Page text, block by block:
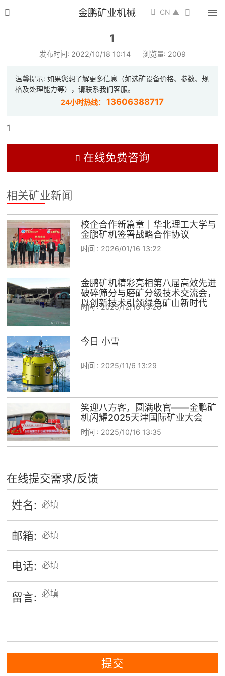
 金鹏矿业机械  CN ▲ 
1
发布时间: 2022/10/18 10:14 浏览量: 2009
温馨提示: 如果您想了解更多信息（如选矿设备价格、参数、规
格及处理能力等），请联系我们客服。
24小时热线：13606388717
1
 在线免费咨询
相关矿业新闻
校企合作新篇章｜华北理工大学与
金鹏矿机签署战略合作协议
时间 : 2026/01/16 13:22
金鹏矿机精彩亮相第八届高效先进
破碎筛分与磨矿分级技术交流会，
以创新技术引领绿色矿山新时代
时间 :2025/12/16 13:26
今日 小雪
时间 : 2025/11/6 13:29
笑迎八方客，圆满收官——金鹏矿
机闪耀2025天津国际矿业大会
时间 : 2025/10/16 13:35
在线提交需求/反馈
姓名:
邮箱:
电话:
留言:
提交
 选矿设备
 配件耗材
 解决方案
 矿山设计院
 关于金鹏
发展历程
